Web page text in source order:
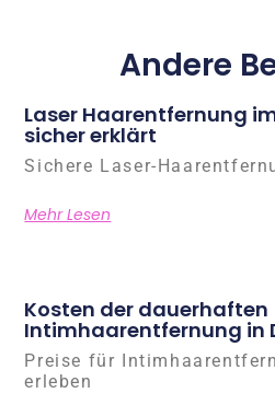
Andere
Laser Haarentfernung
sicher erklärt
Sichere Laser-
Mehr Lesen
Kosten der dauerhaften
Intimhaarentfernung in
Preise für
erleben